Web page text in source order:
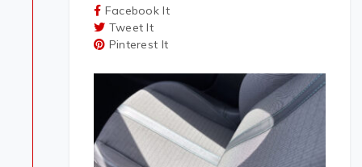
Facebook It
Tweet It
Pinterest It